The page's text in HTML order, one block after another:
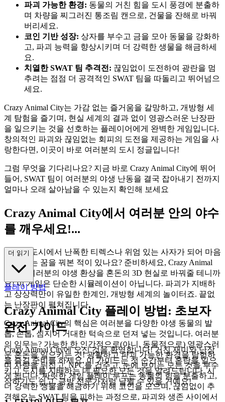
파괴 가능한 환경: 동물의 거친 힘을 도시 풍경에 분출하
며 차량을 찌그러진 통조림 캔으로, 건물을 잔해로 바꿔
버리세요.
코인 기반 성장: 상자를 부수고 금을 모아 동물을 강화하
고, 파괴 능력을 향상시키며 더 강력한 생물을 해금하세
요.
치열한 SWAT 팀 추격전: 끊임없이 도전하여 광란을 멈
추려는 점점 더 공격적인 SWAT 팀을 따돌리고 뛰어넘으
세요.
Crazy Animal City는 가감 없는 즐거움을 갈망하고, 개방형 세
계 탐험을 즐기며, 현실 세계의 결과 없이 영광스러운 난장판
을 일으키는 것을 선호하는 플레이어에게 완벽한 게임입니다.
창의적인 파괴와 끊임없는 회피의 도전을 제공하는 게임을 사
랑한다면, 이곳이 바로 여러분의 도시 정글입니다!
그럼 무엇을 기다리나요? 지금 바로 Crazy Animal City에 뛰어
들어, SWAT 팀이 여러분의 야생 난동을 결국 잡아내기 전까지
얼마나 오래 살아남을 수 있는지 확인해 보세요
Crazy Animal City에서 여러분 안의 야수
를 깨우세요!...
번화한 도시에서 난폭한 티렉스나 위엄 있는 사자가 되어 마음
껏 날뛰는 꿈을 꿔본 적이 있나요? 준비하세요, Crazy Animal
City가 여러분의 야생 환상을 혼돈의 3D 현실로 바꿔줄 테니까
요! 이 게임은 단순한 시뮬레이션이 아닙니다. 파괴가 지배하
고 상상력만이 유일한 한계인, 개방형 세계의 놀이터죠. 끝없
는 난장판이 펼쳐집니다.
Crazy Animal City의 핵심은 여러분을 다양한 야생 동물의 발
톱, 손톱, 심지어 거대한 턱속으로 던져 넣는 것입니다. 여러분
의 임무는? 가능한 한 인간적으로(아니, 동물적으로) 영광스러
운 혼돈을 일으키는 것! 광활하고 파괴 가능한 환경을 탐험하
며 차량을 뒤집고, NPC를 겁주고, 눈에 보이는 모든 것을 부수
게 됩니다. 짜릿한 게임 플레이 루프는 동물의 힘을 분출하고,
더 강력한 생물을 해금하기 위해 코인을 모으며, 끊임없이 추
격해오는 SWAT 팀을 피하는 과정으로, 파괴와 생존 사이에서
더 읽기
플레이 방법
Crazy Animal City 플레이 방법: 초보자
완전 가이드
Crazy Animal City에 오신 것을 환영합니다! 거친 재미와 난장
을 즐길 준비를 하세요. 이 가이드는 첫 순간부터 혼란을 일으
키고 도시를 지배하는 데 필요한 모든 것을 알려드립니다. 시
작하기도 쉽고, 금방 전문가처럼 날뛸 수 있을 거예요!